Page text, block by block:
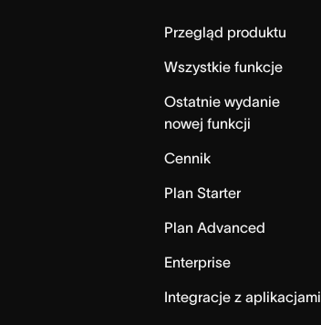
Przegląd produktu
Wszystkie funkcje
Ostatnie wydanie
nowej funkcji
Cennik
Plan Starter
Plan Advanced
Enterprise
Integracje z aplikacjami